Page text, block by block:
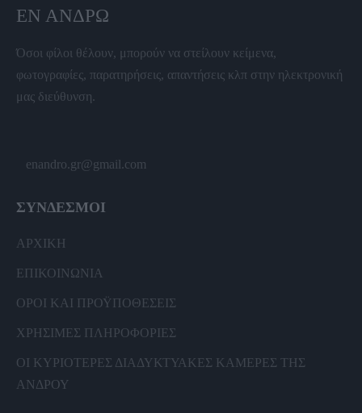
ΕΝ ΆΝΔΡΩ
Όσοι φίλοι θέλουν, μπορούν να στείλουν κείμενα,
φωτογραφίες, παρατηρήσεις, απαντήσεις κλπ στην ηλεκτρονική
μας διεύθυνση.
enandro.gr@gmail.com
ΣΥΝΔΕΣΜΟΙ
ΑΡΧΙΚΗ
ΕΠΙΚΟΙΝΩΝΙΑ
ΟΡΟΙ ΚΑΙ ΠΡΟΫΠΟΘΕΣΕΙΣ
ΧΡΗΣΙΜΕΣ ΠΛΗΡΟΦΟΡΙΕΣ
ΟΙ ΚΥΡΙΟΤΕΡΕΣ ΔΙΑΔΥΚΤΥΑΚΕΣ ΚΑΜΕΡΕΣ ΤΗΣ
ΑΝΔΡΟΥ